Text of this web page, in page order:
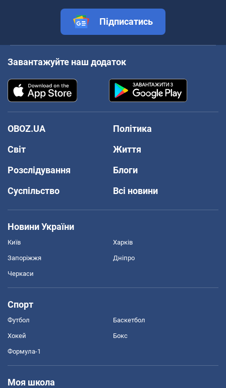
Підписатись
Завантажуйте наш додаток
OBOZ.UA
Політика
Світ
Життя
Розслідування
Блоги
Суспільство
Всі новини
Новини України
Київ Харків
Запоріжжя Дніпро
Черкаси
Спорт
Футбол Баскетбол
Хокей Бокс
Формула-1
Моя школа